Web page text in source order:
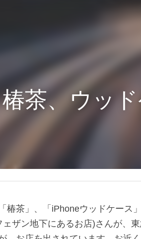
茶、ウッ
椿茶」、「iPhoneウッドケース
にあるお店)さんが、東急プラザ